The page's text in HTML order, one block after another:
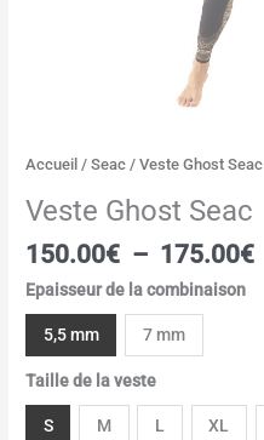
Accueil /Seac / Veste Ghost Seac
Veste Ghost Seac
150.00€ – 175.00€
Epaisseur de la combinaison
5,5 mm 7 mm
Taille de la veste
S M L XL